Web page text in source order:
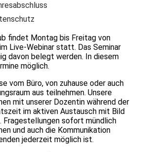
findet Montag bis Freitag von
Live-Webinar statt. Das Seminar
davon belegt werden. In diesem
möglich.
vom Büro, von zuhause oder auch
aus teilnehmen. Unsere
mit unserer Dozentin während der
im aktiven Austausch mit Bild
Fragestellungen sofort mündlich
und auch die Kommunikation
jederzeit möglich ist.